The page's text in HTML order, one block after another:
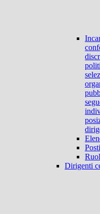
Dirigenti